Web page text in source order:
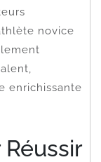
novice
enrichissante